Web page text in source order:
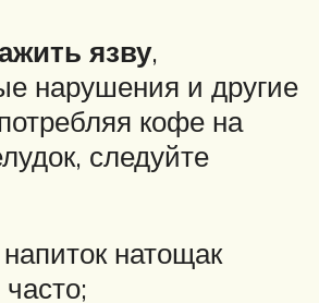
язву,
нарушения и другие
кофе на
следуйте
натощак